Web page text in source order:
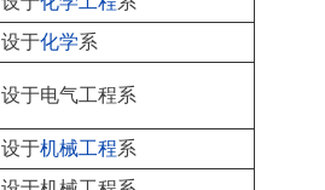
设于化学系
设于电气工程系
设于机械工程系